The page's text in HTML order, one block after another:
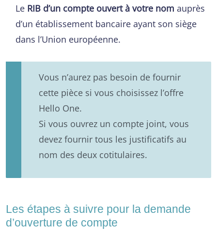
Le RIB d’un compte ouvert à votre nom auprès
d’un établissement bancaire ayant son siège
dans l’Union européenne.
Vous n’aurez pas besoin de fournir
cette pièce si vous choisissez l’offre
Hello One.
Si vous ouvrez un compte joint, vous
devez fournir tous les justificatifs au
nom des deux cotitulaires.
Les étapes à suivre pour la demande
d’ouverture de compte